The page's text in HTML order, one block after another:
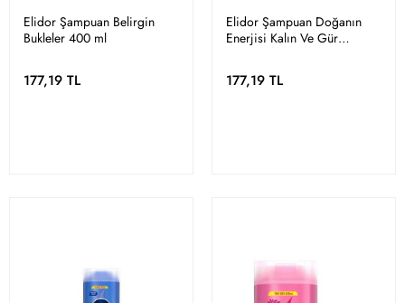
Elidor Şampuan Belirgin
Bukleler 400 ml
177,19 TL
Elidor Şampuan Doğanın
Enerjisi Kalın Ve Gür
177,19 TL